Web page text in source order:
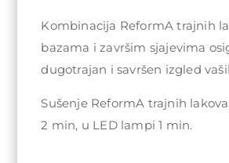
Kombinacija ReformA trajnih
bazama i završim sjajevima
dugotrajan i savršen izgled
Sušenje ReformA trajnih
2 min, u LED lampi 1 min.